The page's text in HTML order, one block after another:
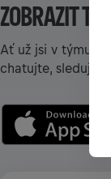
ZOBRAZIT
Ať už jsi v týmu,
chatujte, sledujte